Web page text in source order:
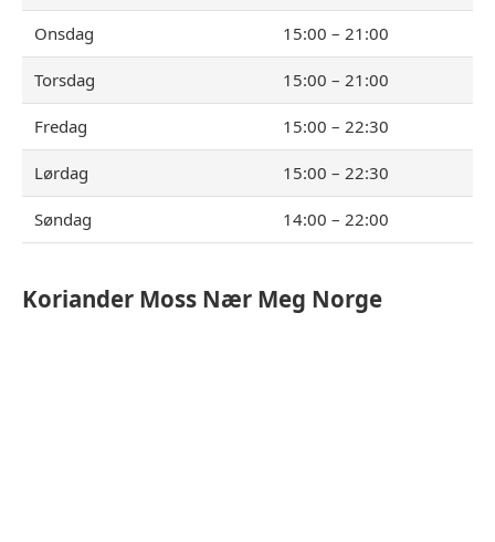
Onsdag 15:00 – 21:00
Torsdag 15:00 – 21:00
Fredag 15:00 – 22:30
Lørdag 15:00 – 22:30
Søndag 14:00 – 22:00
Koriander Moss Nær Meg Norge